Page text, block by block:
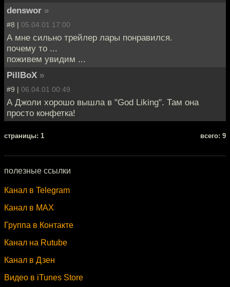
denswor »
#8 | 05.04.01 17:00
А мне сильно трейлер лары понравился.
почему то ...
поживем увидим ...
PillBoX »
#9 | 06.04.01 00:49
А Джоли хорошо вышла в "God Liking". Там она
просто конфетка!
cтраницы: 1 всего: 9
полезные ссылки
Канал в Telegram
Канал в MAX
Группа в Контакте
Канал на Rutube
Канал в Дзен
Видео в iTunes Store